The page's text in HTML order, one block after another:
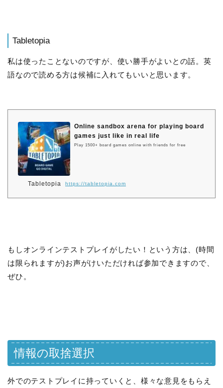
Tabletopia
私は使ったことないのですが、使い勝手がよいとの話。英
語なので読める方は候補に入れてもいいと思います。
Online sandbox arena for playing board
games just like in real life
Play 1500+ board games online with friends for free
Tabletopia https://tabletopia.com
もしオンラインテストプレイがしたい！という方は、(時間
は限られますが)お声がけいただければ参加できますので、
ぜひ。
情報の取捨選択
外でのテストプレイに持っていくと、様々な意見をもらえ